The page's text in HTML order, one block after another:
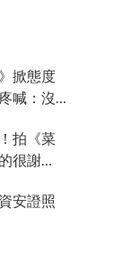
掀態度
喊：沒
拍《菜
很謝
安證照